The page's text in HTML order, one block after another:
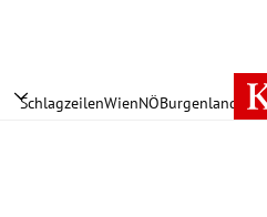
SchlagzeilenWienNÖBurgenland